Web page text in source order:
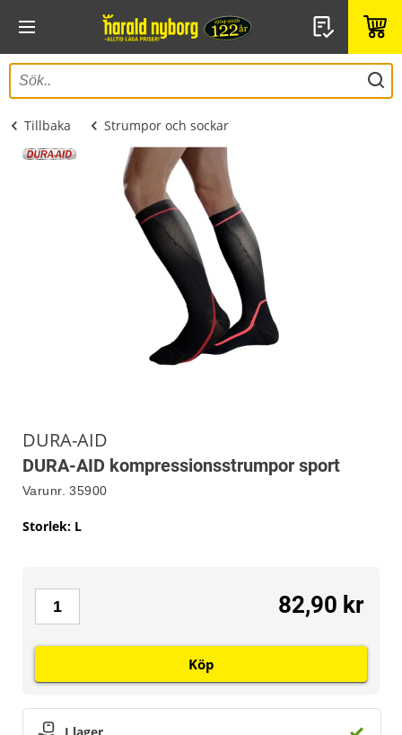
Tillbaka Strumpor och sockar
DURA-AID
DURA-AID kompressionsstrumpor sport
Varunr. 35900
Storlek: L
82,90 kr
Köp